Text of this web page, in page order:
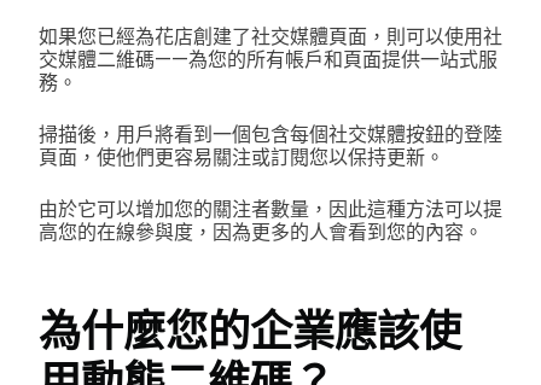
如果您已經為花店創建了社交媒體頁面，則可以使用社
交媒體二維碼——為您的所有帳戶和頁面提供一站式服
務。
掃描後，用戶將看到一個包含每個社交媒體按鈕的登陸
頁面，使他們更容易關注或訂閱您以保持更新。
由於它可以增加您的關注者數量，因此這種方法可以提
高您的在線參與度，因為更多的人會看到您的內容。
為什麼您的企業應該使